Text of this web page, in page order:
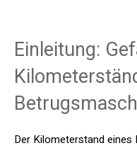
Einleitung:
Der Kilometerstand